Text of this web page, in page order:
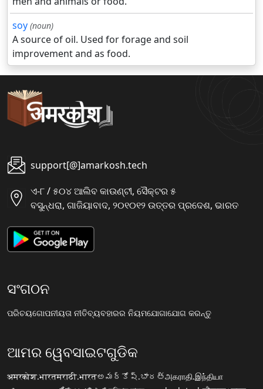
soy (noun)
A source of oil. Used for forage and soil
improvement and as food.
support[@]amarkosh.tech
ଏ-୮ / ୫୦୪ ଆଲିବ କାଉଣ୍ଟୀ, ସୈକ୍ଟର ୫
ବସୁନ୍ଧରା, ଗାଜିୟାବାଦ, ୨୦୧୦୧୨ ଉତ୍ତର ପ୍ରଦେଶ, ଭାରତ
ସଂଗଠନ
ପରିଚୟଗୋପନୀୟତା ନୀତିବ୍ୟବହାରର ନିୟମଯୋଗାଯୋଗ କରନ୍ତୁ
ଆମର ୱେବସାଇଟଗୁଡିକ
अमरकोश.भारतमराठी.भारतఅమర్కోష్.భారత్அகராதி.இந்தியா